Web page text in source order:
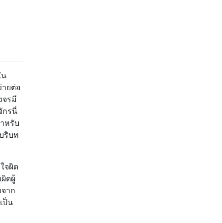
น
ยต่อ
จรมี
กรนี่
หรับ
ริบท
จผิด
ดผู้
าก
ป็น